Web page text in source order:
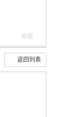
举报
返回列表